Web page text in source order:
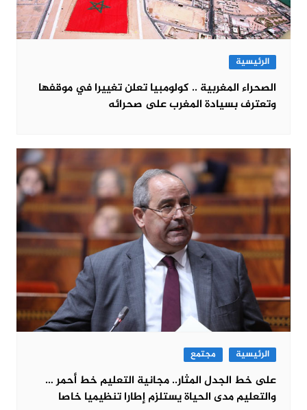
الرئيسية
الصحراء المغربية .. كولومبيا تعلن تغييرا في موقفها
وتعترف بسيادة المغرب على صحرائه
الرئيسية مجتمع
على خط الجدل المثار.. مجانية التعليم خط أحمر …
والتعليم مدى الحياة يستلزم إطارا تنظيميا خاصا